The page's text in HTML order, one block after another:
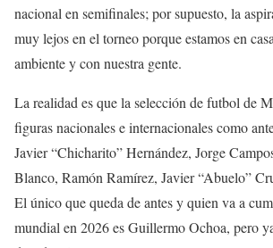
nacional en semifinales; por supuesto, la
muy lejos en el torneo porque estamos en
ambiente y con nuestra gente.
La realidad es que la selección de futbol de
figuras nacionales e internacionales como
Javier “Chicharito” Hernández, Jorge
Blanco, Ramón Ramírez, Javier “Abuelo”
El único que queda de antes y quien va a
mundial en 2026 es Guillermo Ochoa, pero